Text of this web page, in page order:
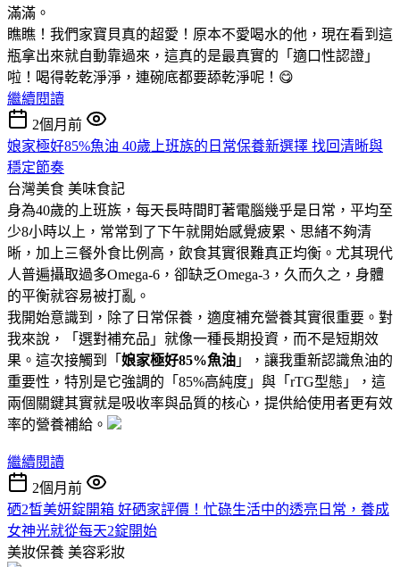
滿滿。
瞧瞧！我們家寶貝真的超愛！原本不愛喝水的他，現在看到這
瓶拿出來就自動靠過來，這真的是最真實的「適口性認證」
啦！喝得乾乾淨淨，連碗底都要舔乾淨呢！😋
繼續閱讀
2個月前
娘家極好85%魚油 40歲上班族的日常保養新選擇 找回清晰與
穩定節奏
台灣美食 美味食記
身為40歲的上班族，每天長時間盯著電腦幾乎是日常，平均至
少8小時以上，常常到了下午就開始感覺疲累、思緒不夠清
晰，加上三餐外食比例高，飲食其實很難真正均衡。尤其現代
人普遍攝取過多Omega-6，卻缺乏Omega-3，久而久之，身體
的平衡就容易被打亂。
我開始意識到，除了日常保養，適度補充營養其實很重要。對
我來說，「選對補充品」就像一種長期投資，而不是短期效
果。這次接觸到「 娘家極好85%魚油 」，讓我重新認識魚油的
重要性，特別是它強調的「85%高純度」與「rTG型態」，這
兩個關鍵其實就是吸收率與品質的核心，提供給使用者更有效
率的營養補給。
繼續閱讀
2個月前
硒2皙美妍錠開箱 好硒家評價！忙碌生活中的透亮日常，養成
女神光就從每天2錠開始
美妝保養 美容彩妝